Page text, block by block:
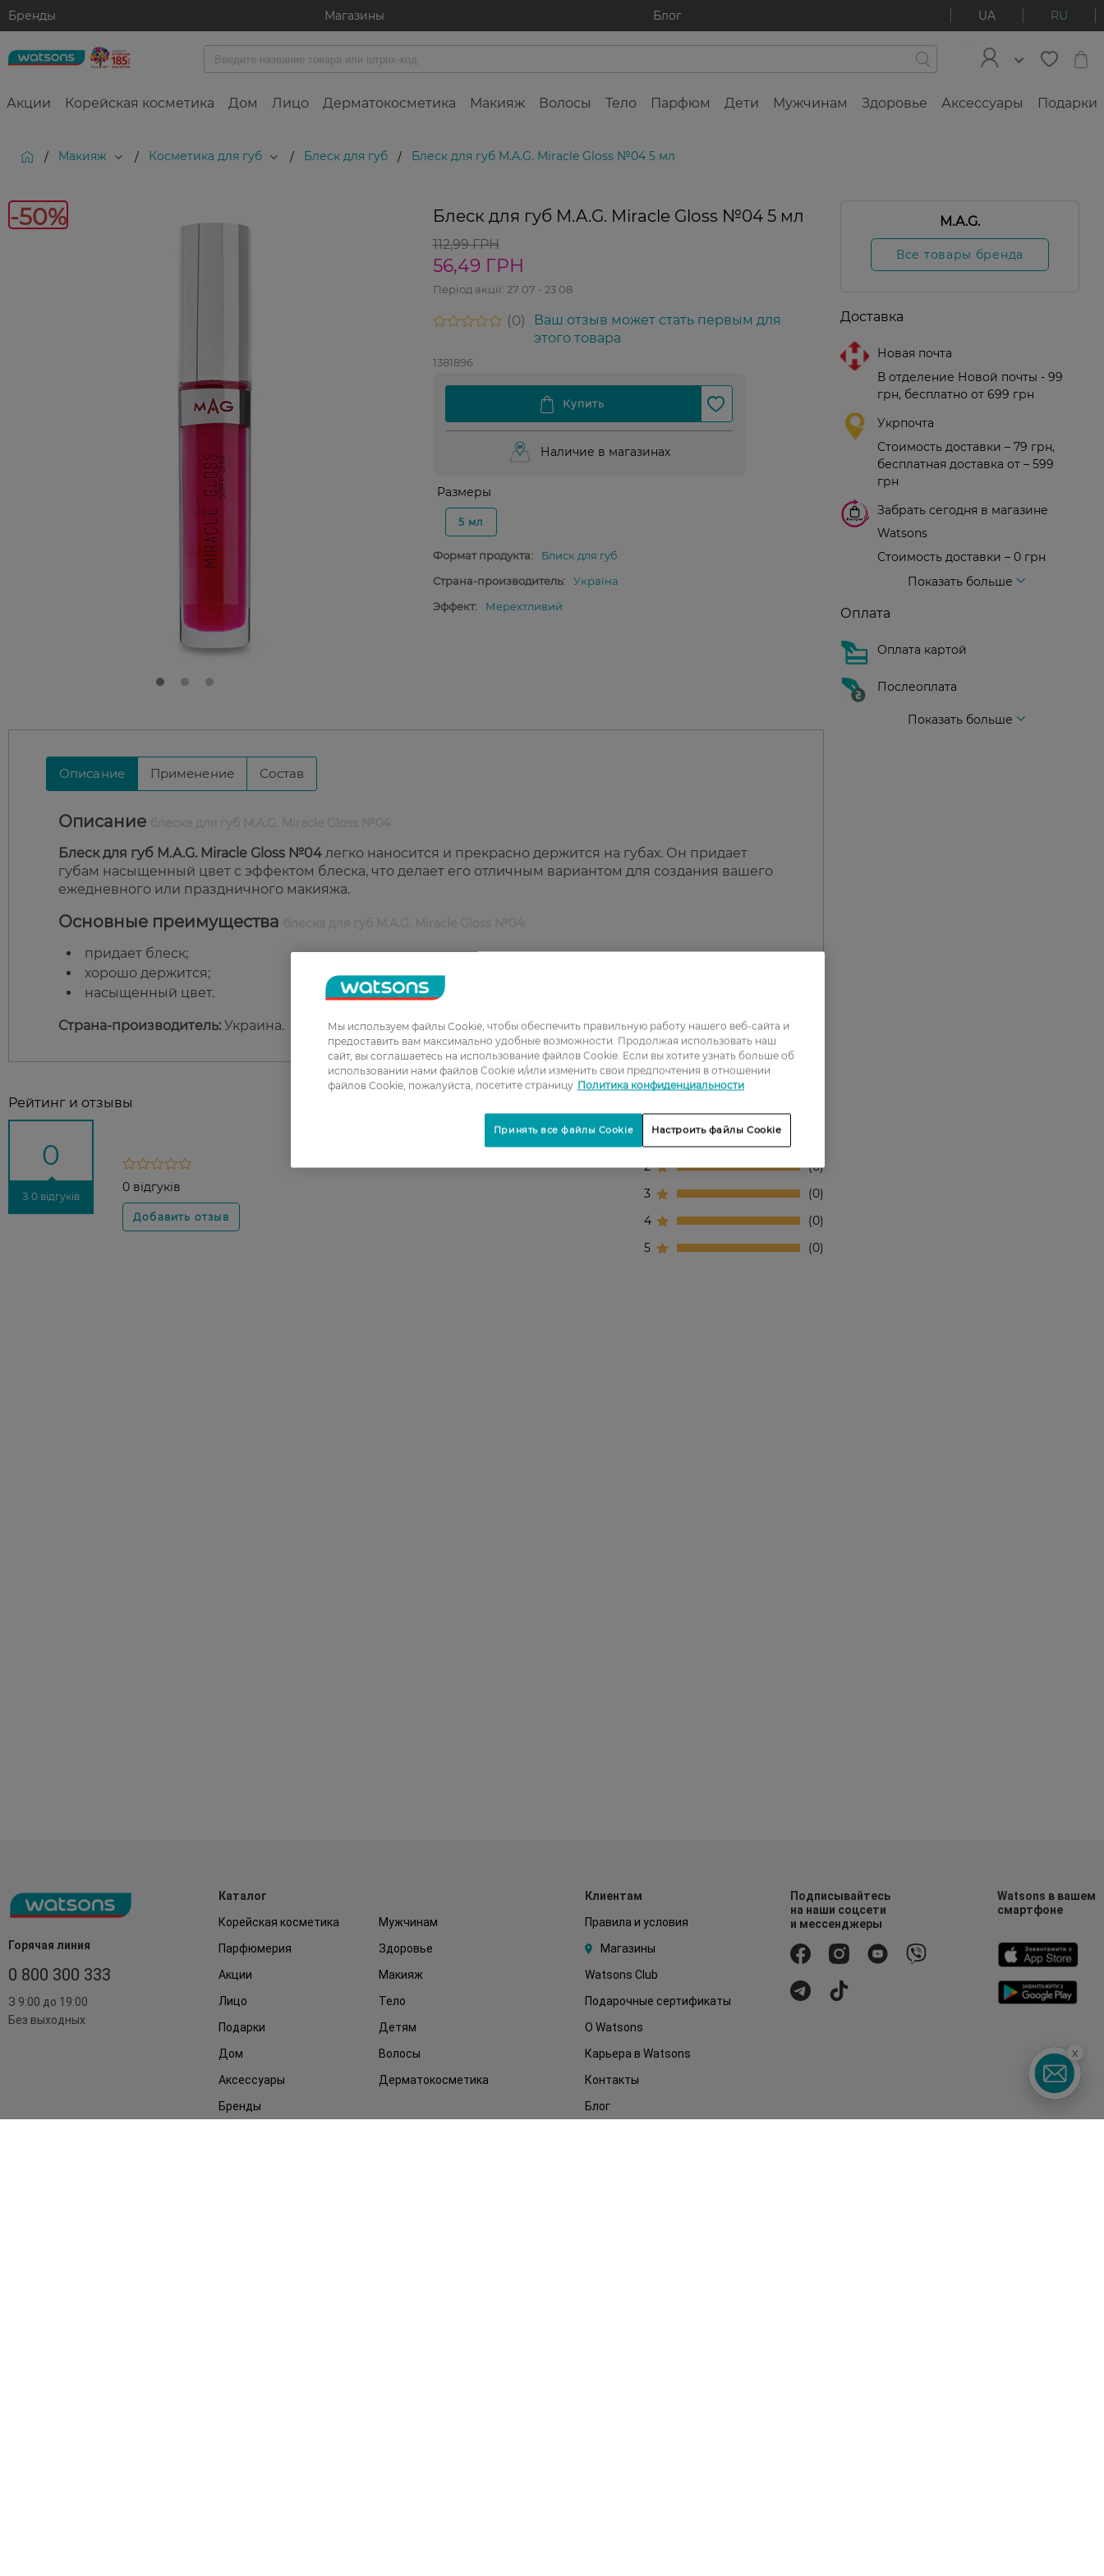
Бренды Магазины Блог UA RU
Акции Корейская косметика Дом Лицо Дерматокосметика Макияж Волосы Тело Парфюм Дети Мужчинам Здоровье Аксессуары Подарки
/ Макияж / Косметика для губ / Блеск для губ / Блеск для губ M.A.G. Miracle Gloss №04 5 мл
-50% Блеск для губ M.A.G. Miracle Gloss №04 5 мл
112,99 ГРН
56,49 ГРН
Період акції: 27 07 - 23 08
0
Ваш отзыв может стать первым для
этого товара
1381896
Наличие в магазинах
Размеры
5 мл
Формат продукта:
Блиск для губ
Страна-производитель:
Україна
Эффект:
Мерехтливий
Описание Применение Состав
Описание
Блеск для губ M.A.G. Miracle Gloss №04 легко наносится и прекрасно держится на губах. Он придает
губам насыщенный цвет с эффектом блеска, что делает его отличным вариантом для создания вашего
ежедневного или праздничного макияжа.
Основные преимущества
придает блеск;
хорошо держится;
насыщенный цвет.
Страна-производитель: Украина.
Рейтинг и отзывы
0
З 0 відгуків
0 відгуків
2
0
3
0
4
0
5
0
M.A.G.
Все товары бренда
Доставка
Новая почта
В отделение Новой почты - 99
грн, бесплатно от 699 грн
Укрпочта
Стоимость доставки – 79 грн,
бесплатная доставка от – 599
грн
Забрать сегодня в магазине
Watsons
Стоимость доставки – 0 грн
Показать больше
Оплата
Оплата картой
Послеоплата
Показать больше
Горячая линия
0 800 300 333
З 9:00 до 19:00
Без выходных
Каталог
Корейская косметика
Мужчинам
Парфюмерия
Здоровье
Акции
Макияж
Лицо
Тело
Подарки
Детям
Дом
Волосы
Аксессуары
Дерматокосметика
Бренды
Клиентам
Правила и условия
Магазины
Watsons Club
Подарочные сертификаты
О Watsons
Карьера в Watsons
Контакты
Блог
Подписывайтесь
на наши соцсети
и мессенджеры
Watsons в вашем
смартфоне
x
Мы используем файлы Cookie, чтобы обеспечить правильную работу нашего веб-сайта и
предоставить вам максимально удобные возможности. Продолжая использовать наш
сайт, вы соглашаетесь на использование файлов Cookie. Если вы хотите узнать больше об
использовании нами файлов Cookie и/или изменить свои предпочтения в отношении
файлов Cookie, пожалуйста, посетите страницу Политика конфиденциальности
Настроить файлы Cookie
Принять все файлы Cookie